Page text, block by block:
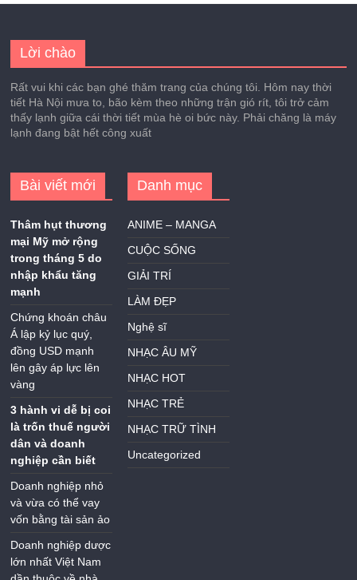
Lời chào
Rất vui khi các bạn ghé thăm trang của chúng tôi. Hôm nay thời
tiết Hà Nội mưa to, bão kèm theo những trận gió rít, tôi trở cảm
thấy lạnh giữa cái thời tiết mùa hè oi bức này. Phải chăng là máy
lạnh đang bật hết công xuất
Bài viết mới
Thâm hụt thương
mại Mỹ mở rộng
trong tháng 5 do
nhập khẩu tăng
mạnh
Chứng khoán châu
Á lập kỷ lục quý,
đồng USD mạnh
lên gây áp lực lên
vàng
3 hành vi dễ bị coi
là trốn thuế người
dân và doanh
nghiệp cần biết
Doanh nghiệp nhỏ
và vừa có thể vay
vốn bằng tài sản ảo
Doanh nghiệp dược
lớn nhất Việt Nam
Danh mục
ANIME – MANGA
CUỘC SỐNG
GIẢI TRÍ
LÀM ĐẸP
Nghệ sĩ
NHẠC ÂU MỸ
NHẠC HOT
NHẠC TRẺ
NHẠC TRỮ TÌNH
Uncategorized